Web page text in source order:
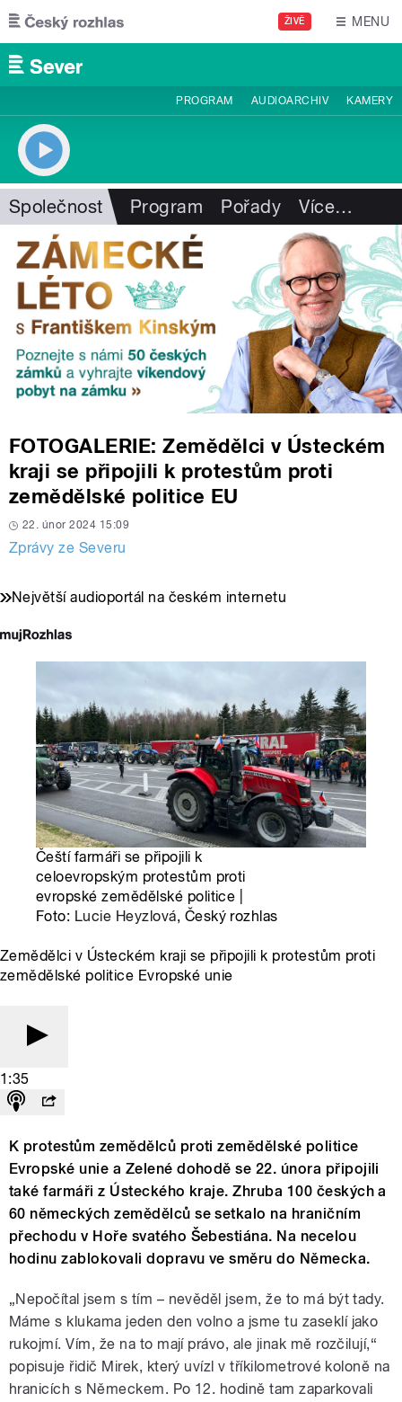
Přejít k hlavnímu obsahu
ŽIVĚ MENU
PROGRAM AUDIOARCHIV KAMERY
Společnost Program Pořady Více…
FOTOGALERIE: Zemědělci v Ústeckém
kraji se připojili k protestům proti
zemědělské politice EU
22. únor 2024 15:09
Zprávy ze Severu
Největší audioportál na českém internetu
Čeští farmáři se připojili k
celoevropským protestům proti
evropské zemědělské politice |
Foto: Lucie Heyzlová, Český rozhlas
Zemědělci v Ústeckém kraji se připojili k protestům proti
zemědělské politice Evropské unie
1:35
K protestům zemědělců proti zemědělské politice
Evropské unie a Zelené dohodě se 22. února připojili
také farmáři z Ústeckého kraje. Zhruba 100 českých a
60 německých zemědělců se setkalo na hraničním
přechodu v Hoře svatého Šebestiána. Na necelou
hodinu zablokovali dopravu ve směru do Německa.
„Nepočítal jsem s tím – nevěděl jsem, že to má být tady.
Máme s klukama jeden den volno a jsme tu zaseklí jako
rukojmí. Vím, že na to mají právo, ale jinak mě rozčilují,“
popisuje řidič Mirek, který uvízl v tříkilometrové koloně na
hranicích s Německem. Po 12. hodině tam zaparkovali